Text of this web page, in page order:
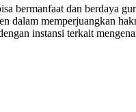
bermanfaat dan berdaya
dalam memperjuangkan
instansi terkait